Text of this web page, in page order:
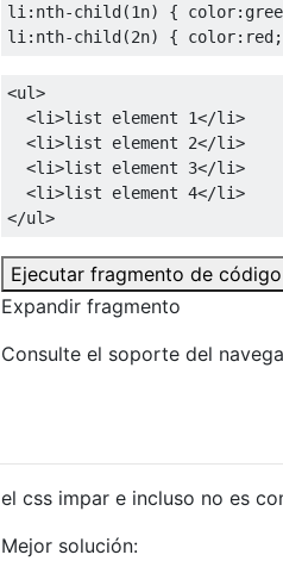
li : nth-child(1n) { color:
li : nth-child(2n) { color: red;
<ul>
<li>list element 1</li>
<li>list element 2</li>
<li>list element 3</li>
<li>list element 4</li>
</ul>
Ejecutar fragmento de código
Expandir fragmento
Consulte el soporte del
el css impar e incluso no es
Mejor solución: